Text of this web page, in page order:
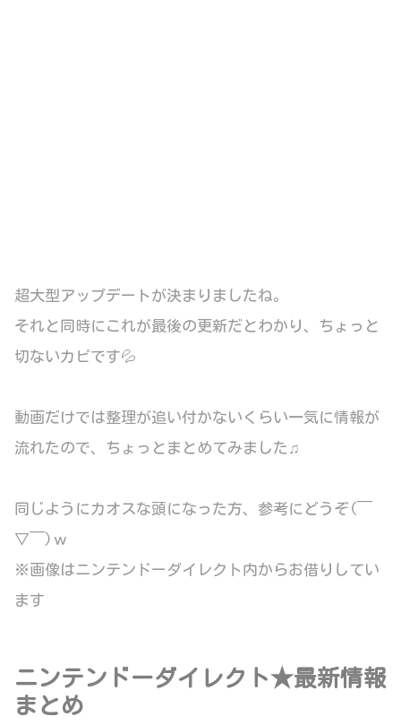
超大型アップデートが決まりましたね。
それと同時にこれが最後の更新だとわかり、ちょっと
切ないカピです💦
動画だけでは整理が追い付かないくらい一気に情報が
流れたので、ちょっとまとめてみました♫
同じようにカオスな頭になった方、参考にどうぞ(￣
▽￣)ｗ
※画像はニンテンドーダイレクト内からお借りしてい
ます
ニンテンドーダイレクト★最新情報
まとめ